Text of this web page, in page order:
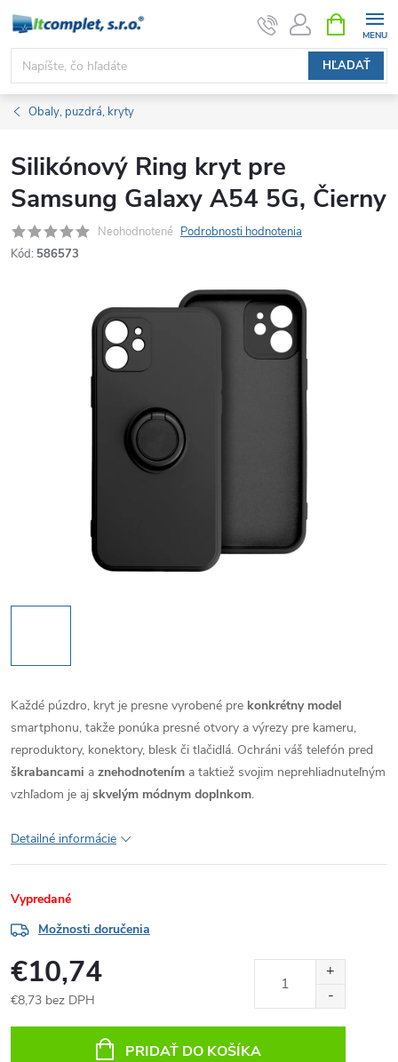
Prejsť
obsah
HĽADAŤ
KOŠÍK
Obaly, puzdrá, kryty
Silikónový Ring kryt pre
Samsung Galaxy A54 5G, Čierny
Neohodnotené Podrobnosti hodnotenia
Kód: 586573
Každé púzdro, kryt je presne vyrobené pre konkrétny model
smartphonu, takže ponúka presné otvory a výrezy pre kameru,
reproduktory, konektory, blesk či tlačidlá. Ochráni váš telefón pred
škrabancami a znehodnotením a taktiež svojim neprehliadnuteľným
vzhľadom je aj skvelým módnym doplnkom.
Detailné informácie
Vypredané
Možnosti doručenia
€10,74
€8,73 bez DPH
PRIDAŤ DO KOŠÍKA